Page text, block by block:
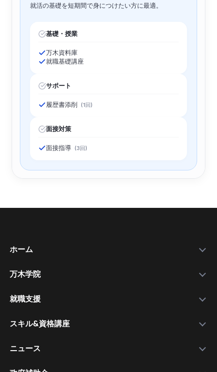
就活の基礎を短期間で身につけたい方に最適。
基礎・授業
万木資料庫
就職基礎講座
サポート
履歴書添削 (1回)
面接対策
面接指導 (3回)
ホーム
政府補助金
サービスの流れ
万木学院
メンバー
就職支援講師
就職支援
コース比較
スキル&資格講座
ニュース